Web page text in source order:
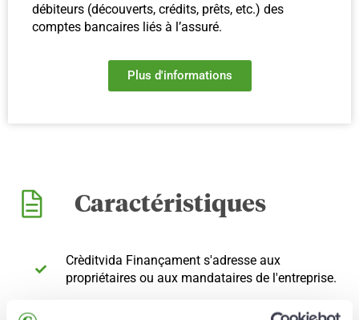
débiteurs (découverts, crédits, prêts, etc.) des
comptes bancaires liés à l’assuré.
Plus d'informations
Caractéristiques
Crèditvida Finançament s'adresse aux
propriétaires ou aux mandataires de l'entreprise.
Le capital assuré équivaut au solde débiteur des